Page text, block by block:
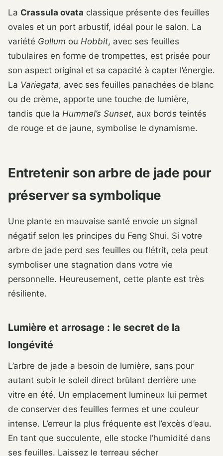
La Crassula ovata classique présente des feuilles
ovales et un port arbustif, idéal pour le salon. La
variété Gollum ou Hobbit, avec ses feuilles
tubulaires en forme de trompettes, est prisée pour
son aspect original et sa capacité à capter l’énergie.
La Variegata, avec ses feuilles panachées de blanc
ou de crème, apporte une touche de lumière,
tandis que la Hummel’s Sunset, aux bords teintés
de rouge et de jaune, symbolise le dynamisme.
Entretenir son arbre de jade pour
préserver sa symbolique
Une plante en mauvaise santé envoie un signal
négatif selon les principes du Feng Shui. Si votre
arbre de jade perd ses feuilles ou flétrit, cela peut
symboliser une stagnation dans votre vie
personnelle. Heureusement, cette plante est très
résiliente.
Lumière et arrosage : le secret de la
longévité
L’arbre de jade a besoin de lumière, sans pour
autant subir le soleil direct brûlant derrière une
vitre en été. Un emplacement lumineux lui permet
de conserver des feuilles fermes et une couleur
intense. L’erreur la plus fréquente est l’excès d’eau.
En tant que succulente, elle stocke l’humidité dans
ses feuilles. Laissez le terreau sécher